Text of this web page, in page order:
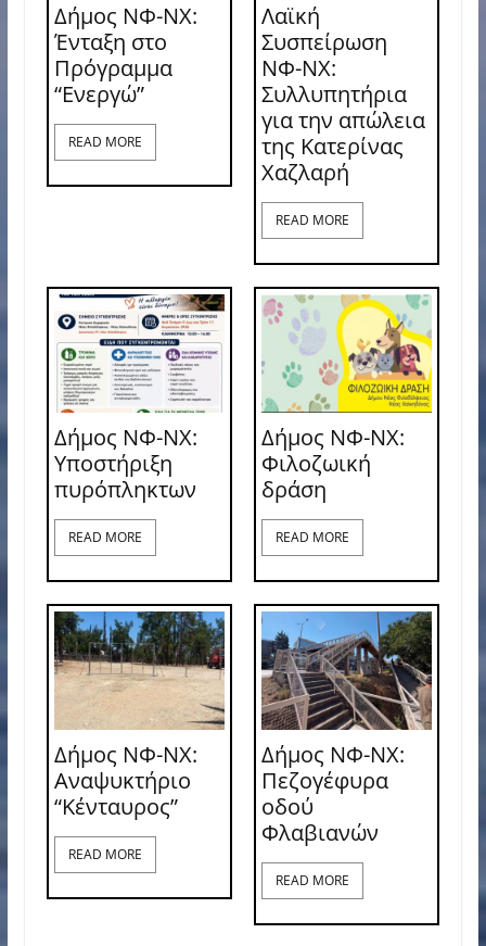
Δήμος ΝΦ-ΝΧ:
Ένταξη στο
Πρόγραμμα
“Ενεργώ”
READ MORE
Λαϊκή
Συσπείρωση
ΝΦ-ΝΧ:
Συλλυπητήρια
για την απώλεια
της Κατερίνας
Χαζλαρή
READ MORE
Δήμος ΝΦ-ΝΧ:
Υποστήριξη
πυρόπληκτων
READ MORE
Δήμος ΝΦ-ΝΧ:
Φιλοζωική
δράση
READ MORE
Δήμος ΝΦ-ΝΧ:
Αναψυκτήριο
“Κένταυρος”
READ MORE
Δήμος ΝΦ-ΝΧ:
Πεζογέφυρα
οδού
Φλαβιανών
READ MORE